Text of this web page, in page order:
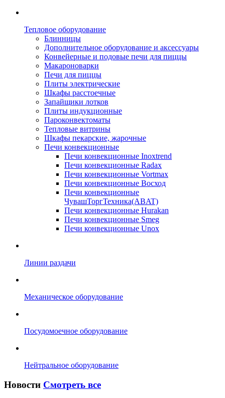
Тепловое оборудование
Блинницы
Дополнительное оборудование и аксессуары
Конвейерные и подовые печи для пиццы
Макароноварки
Печи для пиццы
Плиты электрические
Шкафы расстоечные
Запайщики лотков
Плиты индукционные
Пароконвектоматы
Тепловые витрины
Шкафы пекарские, жарочные
Печи конвекционные
Печи конвекционные Inoxtrend
Печи конвекционные Radax
Печи конвекционные Vortmax
Печи конвекционные Восход
Печи конвекционные
ЧувашТоргТехника(ABAT)
Печи конвекционные Hurakan
Печи конвекционные Smeg
Печи конвекционные Unox
Линии раздачи
Механическое оборудование
Посудомоечное оборудование
Нейтральное оборудование
Новости Смотреть все